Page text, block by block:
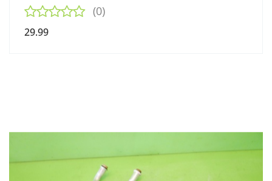
(0)
29.99